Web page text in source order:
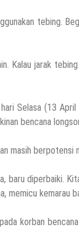
tebing.
Kalau jarak
Selasa (13
bencana
masih berpotensi
baru diperbaiki.
memicu kemarau
korban